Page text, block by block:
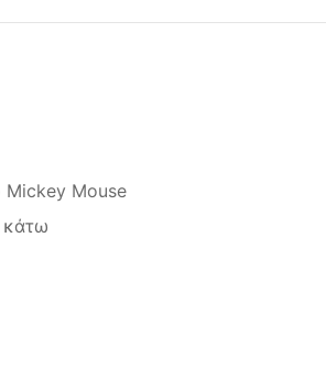
Mickey Mouse
κάτω